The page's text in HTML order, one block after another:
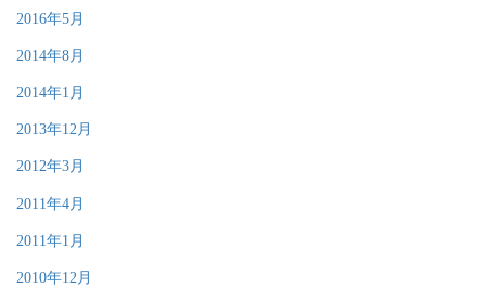
2016年5月
2014年8月
2014年1月
2013年12月
2012年3月
2011年4月
2011年1月
2010年12月